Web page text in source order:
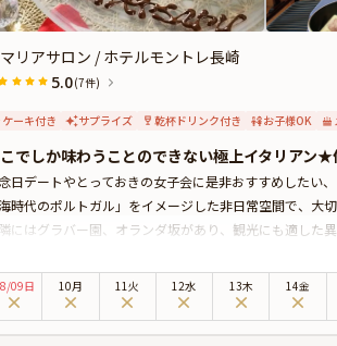
リアサロン / ホテルモントレ長崎
5.0(7件)
ケーキ付き サプライズ 乾杯ドリンク付き お子様OK
でしか味わうことのできない極上イタリアン
日デートやとっておきの女子会に是非おすすめしたい
時代のポルトガル」をイメージした非日常空間で、大
にはグラバー園、オランダ坂があり、観光にも適した
ントレ長崎の1階に位置する本格イタリアンレストラ
本プランは個室確約なので、周りを気にせず寛ぎなが
し上がりいただくのは、こだわりの旬食材を使用した
る美食体験になること間違いありません。さらにはお
/09日 10月 11火 12水 13木 14金